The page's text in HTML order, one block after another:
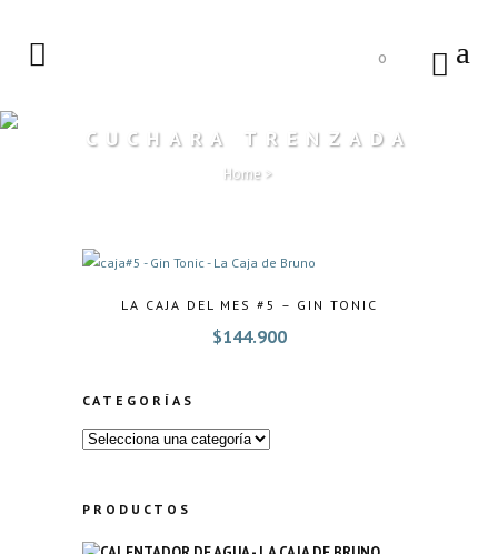
0
CUCHARA TRENZADA
Home>
CATEGORÍAS
PRODUCTOS
LA CAJA DEL MES #5 – GIN TONIC
$144.900